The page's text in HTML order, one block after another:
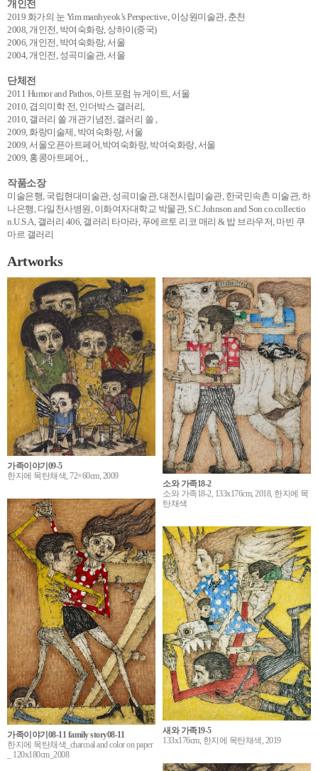
개인전
2019 화가의 눈 Yim manhyeok’s Perspective, 이상원미술관, 춘천
2008, 개인전, 박여숙화랑, 상하이(중국)
2006, 개인전, 박여숙화랑, 서울
2004, 개인전, 성곡미술관, 서울
단체전
2011 Humor and Pathos, 아트포럼 뉴게이트, 서울
2010, 겹의미학 전, 인더박스 갤러리,
2010, 갤러리 쏠 개관기념전, 갤러리 쏠 ,
2009, 화랑미술제, 박여숙화랑, 서울
2009, 서울오픈아트페어,박여숙화랑, 박여숙화랑, 서울
2009, 홍콩아트페어, ,
작품소장
미술은행, 국립현대미술관, 성곡미술관, 대전시립미술관, 한국민속촌 미술관, 하
나은행, 다일천사병원, 이화여자대학교 박물관, S.C Johnson and Son co.collectio
n.U.S.A, 갤러리 406, 갤러리 타마라, 푸에르토 리코 매리 & 밥 브라우저, 마빈 쿠
마르 갤러리
Artworks
가족이야기09-5
한지에 목탄채색, 72×60cm, 2009
소와 가족18-2
소와 가족18-2, 133x176cm, 2018, 한지에 목
탄채색
가족이야기08-11 family story08-11
한지에 목탄채색_charcoal and color on paper
_ 120x180cm_2008
새와 가족19-5
133x176cm, 한지에 목탄채색, 2019